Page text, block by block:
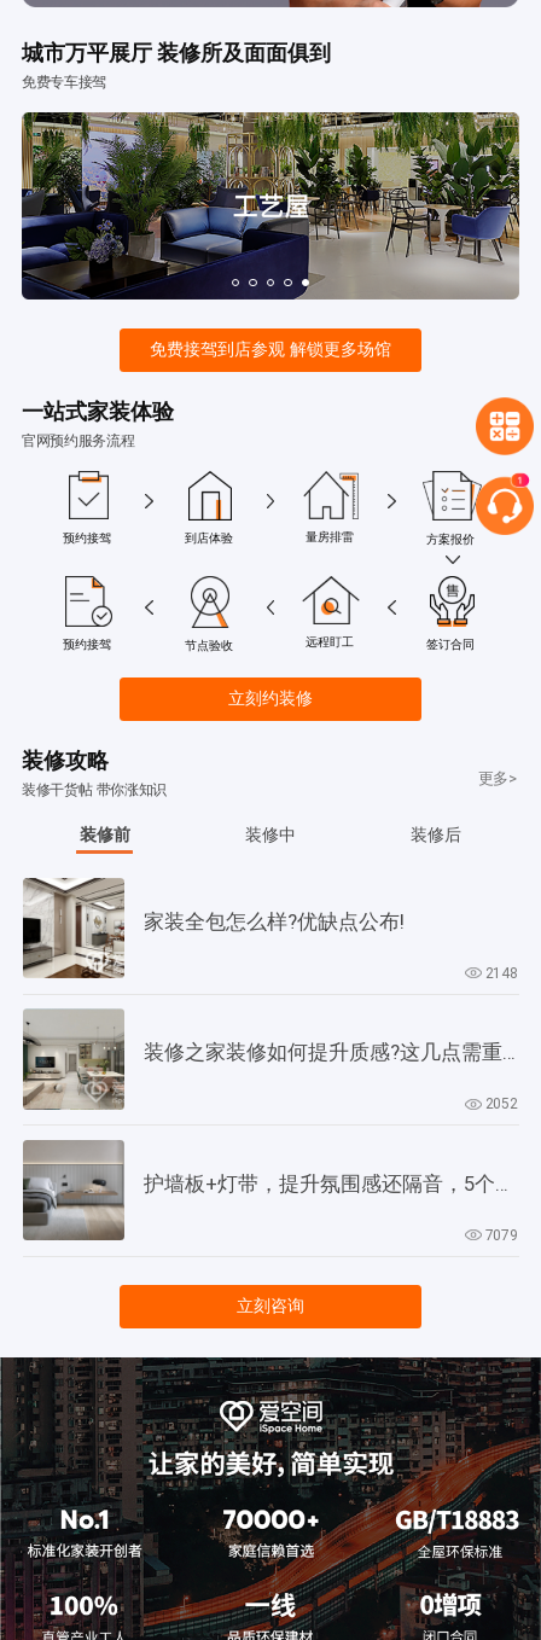
城市万平展厅 装修所及面面俱到
免费专车接驾
免费接驾到店参观 解锁更多场馆
一站式家装体验
官网预约服务流程
预约接驾 到店体验 量房排雷 方案报价
预约接驾 节点验收 远程盯工 签订合同
立刻约装修
装修攻略
装修干货帖 带你涨知识
更多>
装修前 装修中 装修后
家装全包怎么样?优缺点公布!
2148
装修之家装修如何提升质感?这几点需重视起来
2052
7079
立刻咨询